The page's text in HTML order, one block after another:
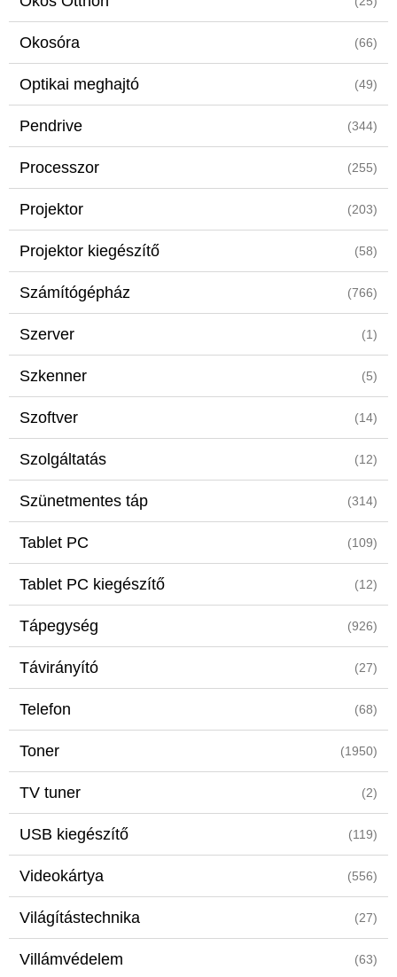
Okosóra (66)
Optikai meghajtó (49)
Pendrive (344)
Processzor (255)
Projektor (203)
Projektor kiegészítő (58)
Számítógépház (766)
Szerver (1)
Szkenner (5)
Szoftver (14)
Szolgáltatás (12)
Szünetmentes táp (314)
Tablet PC (109)
Tablet PC kiegészítő (12)
Tápegység (926)
Távirányító (27)
Telefon (68)
Toner (1950)
TV tuner (2)
USB kiegészítő (119)
Videokártya (556)
Világítástechnika (27)
Villámvédelem (63)